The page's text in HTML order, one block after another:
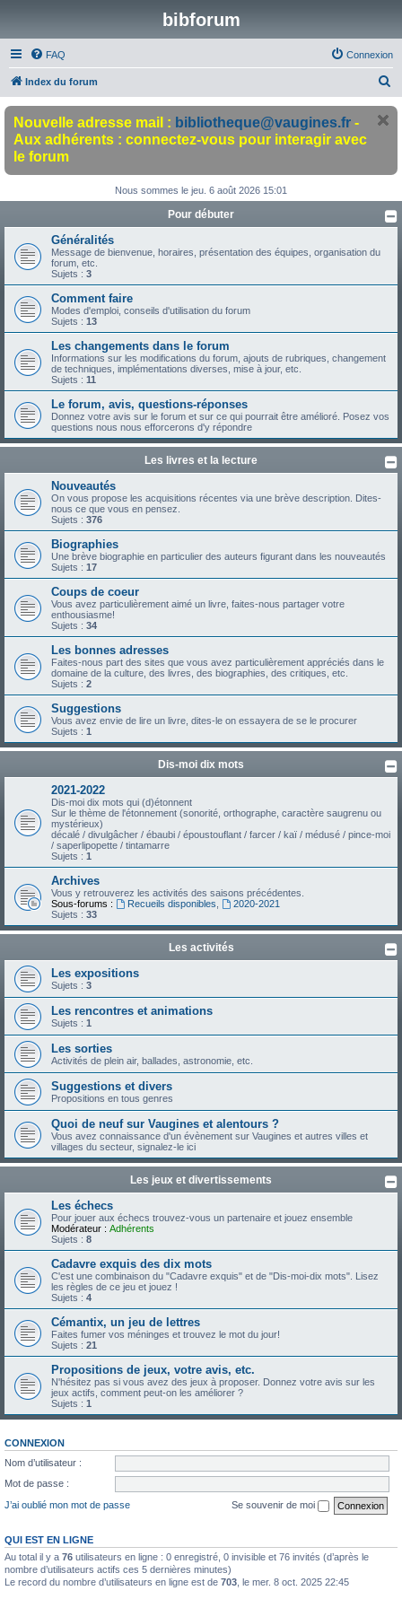
bibforum
FAQ Connexion
Index du forum
c
Nouvelle adresse mail : bibliotheque@vaugines.fr -
Aux adhérents : connectez-vous pour interagir avec
le forum
Nous sommes le jeu. 6 août 2026 15:01
Pour débuter
Généralités
Message de bienvenue, horaires, présentation des équipes, organisation du
forum, etc.
Sujets : 3
Comment faire
Modes d'emploi, conseils d'utilisation du forum
Sujets : 13
Les changements dans le forum
Informations sur les modifications du forum, ajouts de rubriques, changement
de techniques, implémentations diverses, mise à jour, etc.
Sujets : 11
Le forum, avis, questions-réponses
Donnez votre avis sur le forum et sur ce qui pourrait être amélioré. Posez vos
questions nous nous efforcerons d'y répondre
Les livres et la lecture
Nouveautés
On vous propose les acquisitions récentes via une brève description. Dites-
nous ce que vous en pensez.
Sujets : 376
Biographies
Une brève biographie en particulier des auteurs figurant dans les nouveautés
Sujets : 17
Coups de coeur
Vous avez particulièrement aimé un livre, faites-nous partager votre
enthousiasme!
Sujets : 34
Les bonnes adresses
Faites-nous part des sites que vous avez particulièrement appréciés dans le
domaine de la culture, des livres, des biographies, des critiques, etc.
Sujets : 2
Suggestions
Vous avez envie de lire un livre, dites-le on essayera de se le procurer
Sujets : 1
Dis-moi dix mots
2021-2022
Dis-moi dix mots qui (d)étonnent
Sur le thème de l'étonnement (sonorité, orthographe, caractère saugrenu ou
mystérieux)
décalé / divulgâcher / ébaubi / époustouflant / farcer / kaï / médusé / pince-moi
/ saperlipopette / tintamarre
Sujets : 1
Archives
Vous y retrouverez les activités des saisons précédentes.
Sous-forums :
Recueils disponibles
2020-2021
Sujets : 33
Les activités
Les expositions
Sujets : 3
Les rencontres et animations
Sujets : 1
Les sorties
Activités de plein air, ballades, astronomie, etc.
Suggestions et divers
Propositions en tous genres
Quoi de neuf sur Vaugines et alentours ?
Vous avez connaissance d'un évènement sur Vaugines et autres villes et
villages du secteur, signalez-le ici
Les jeux et divertissements
Les échecs
Pour jouer aux échecs trouvez-vous un partenaire et jouez ensemble
Modérateur : Adhérents
Sujets : 8
Cadavre exquis des dix mots
C'est une combinaison du "Cadavre exquis" et de "Dis-moi-dix mots". Lisez
les règles de ce jeu et jouez !
Sujets : 4
Cémantix, un jeu de lettres
Faites fumer vos méninges et trouvez le mot du jour!
Sujets : 21
Propositions de jeux, votre avis, etc.
N'hésitez pas si vous avez des jeux à proposer. Donnez votre avis sur les
jeux actifs, comment peut-on les améliorer ?
Sujets : 1
CONNEXION
Nom d’utilisateur :
Mot de passe :
J’ai oublié mon mot de passe
Se souvenir de moi
QUI EST EN LIGNE
Au total il y a 76 utilisateurs en ligne : 0 enregistré, 0 invisible et 76 invités (d’après le
nombre d’utilisateurs actifs ces 5 dernières minutes)
Le record du nombre d’utilisateurs en ligne est de 703 , le mer. 8 oct. 2025 22:45